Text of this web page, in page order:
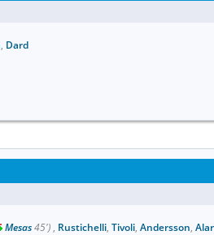
, Dard
Mesas45') , Rustichelli, Tivoli, Andersson,